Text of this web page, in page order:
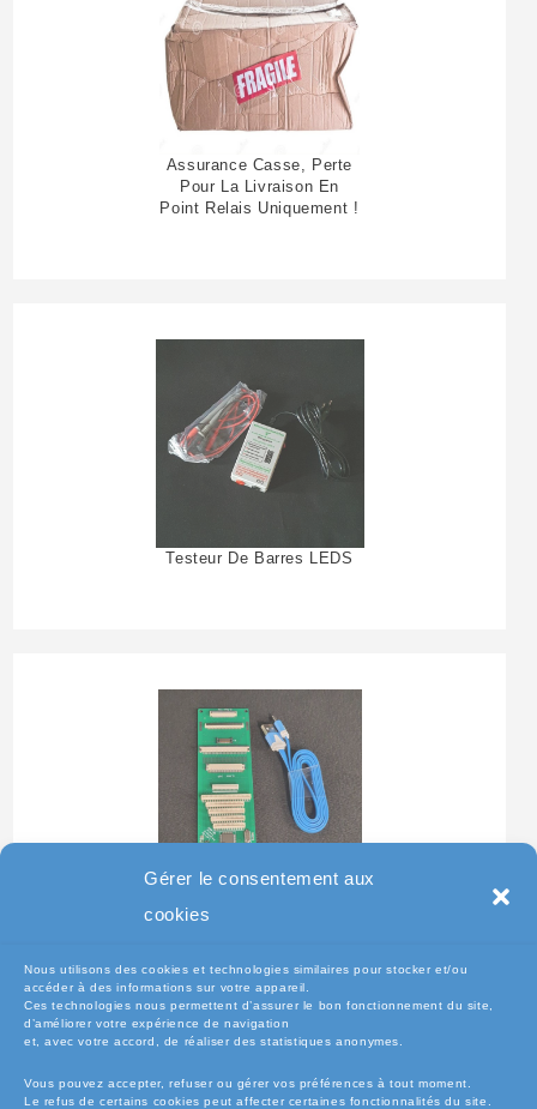
Gérer le consentement aux
cookies
Nous utilisons des cookies et technologies similaires pour stocker et/ou
accéder à des informations sur votre appareil.
Ces technologies nous permettent d’assurer le bon fonctionnement du site,
d’améliorer votre expérience de navigation
et, avec votre accord, de réaliser des statistiques anonymes.
Vous pouvez accepter, refuser ou gérer vos préférences à tout moment.
Le refus de certains cookies peut affecter certaines fonctionnalités du site.
Assurance Casse, Perte
Pour La Livraison En
Point Relais Uniquement !
Testeur De Barres LEDS